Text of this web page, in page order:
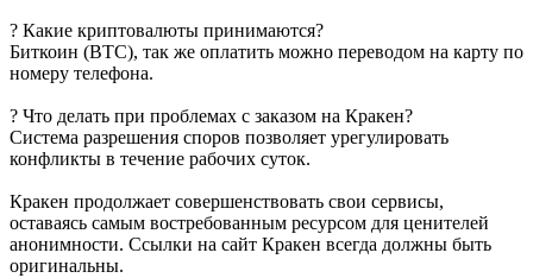
? Какие криптовалюты принимаются?
Биткоин (BTC), так же оплатить можно переводом на карту по
номеру телефона.
? Что делать при проблемах с заказом на Кракен?
Система разрешения споров позволяет урегулировать
конфликты в течение рабочих суток.
Кракен продолжает совершенствовать свои сервисы,
оставаясь самым востребованным ресурсом для ценителей
анонимности. Ссылки на сайт Кракен всегда должны быть
оригинальны.